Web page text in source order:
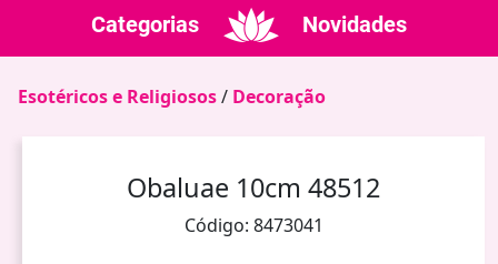
Categorias Novidades
Esotéricos e Religiosos/ Decoração
Obaluae 10cm 48512
Código: 8473041